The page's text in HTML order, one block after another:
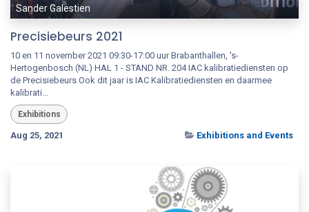
Sander Galestien
Precisiebeurs 2021
10 en 11 november 2021 09:30-17:00 uur Brabanthallen, 's-
Hertogenbosch (NL) HAL 1 - STAND NR. 204 IAC kalibratiediensten op
de Precisiebeurs Ook dit jaar is IAC Kalibratiediensten en daarmee
kalibrati...
Exhibitions
Aug 25, 2021 Exhibitions and Events